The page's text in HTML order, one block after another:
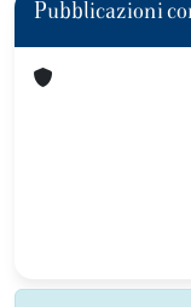
Pubblicazioni